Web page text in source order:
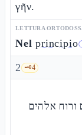
γῆν.
LETTURA
Nel principio
2 🗝️4
ורוח אלהים